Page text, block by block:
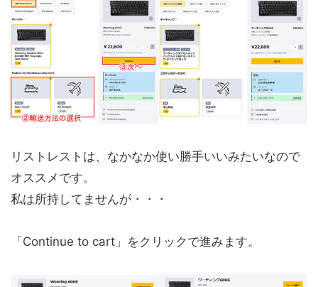
リストレストは、なかなか使い勝手いいみたいなので
オススメです。
私は所持してませんが・・・
「 Continue to cart 」をクリックで進みます。